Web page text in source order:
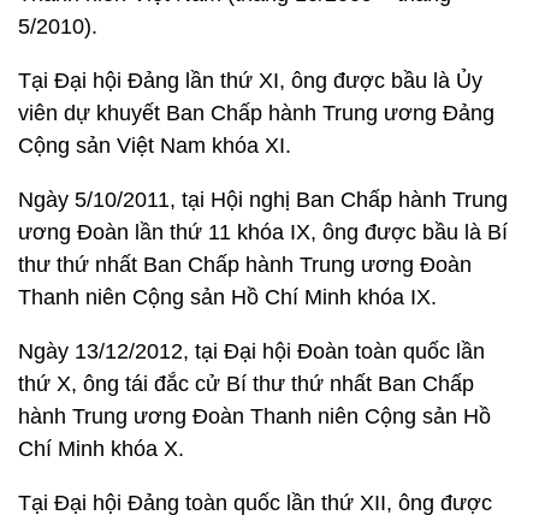
5/2010).
Tại Đại hội Đảng lần thứ XI, ông được bầu là Ủy
viên dự khuyết Ban Chấp hành Trung ương Đảng
Cộng sản Việt Nam khóa XI.
Ngày 5/10/2011, tại Hội nghị Ban Chấp hành Trung
ương Đoàn lần thứ 11 khóa IX, ông được bầu là Bí
thư thứ nhất Ban Chấp hành Trung ương Đoàn
Thanh niên Cộng sản Hồ Chí Minh khóa IX.
Ngày 13/12/2012, tại Đại hội Đoàn toàn quốc lần
thứ X, ông tái đắc cử Bí thư thứ nhất Ban Chấp
hành Trung ương Đoàn Thanh niên Cộng sản Hồ
Chí Minh khóa X.
Tại Đại hội Đảng toàn quốc lần thứ XII, ông được